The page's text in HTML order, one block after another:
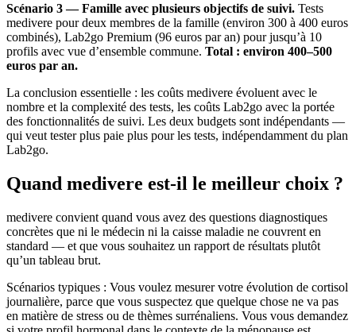
Scénario 3 — Famille avec plusieurs objectifs de suivi. Tests
medivere pour deux membres de la famille (environ 300 à 400 euros
combinés), Lab2go Premium (96 euros par an) pour jusqu’à 10
profils avec vue d’ensemble commune. Total : environ 400–500
euros par an.
La conclusion essentielle : les coûts medivere évoluent avec le
nombre et la complexité des tests, les coûts Lab2go avec la portée
des fonctionnalités de suivi. Les deux budgets sont indépendants —
qui veut tester plus paie plus pour les tests, indépendamment du plan
Lab2go.
Quand medivere est-il le meilleur choix ?
medivere convient quand vous avez des questions diagnostiques
concrètes que ni le médecin ni la caisse maladie ne couvrent en
standard — et que vous souhaitez un rapport de résultats plutôt
qu’un tableau brut.
Scénarios typiques : Vous voulez mesurer votre évolution de cortisol
journalière, parce que vous suspectez que quelque chose ne va pas
en matière de stress ou de thèmes surrénaliens. Vous vous demandez